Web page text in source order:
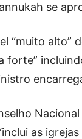
se
“muito alto”
forte”
as